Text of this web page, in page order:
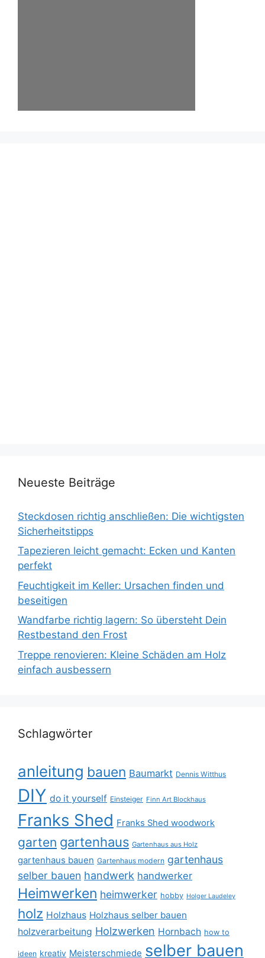
Neueste Beiträge
Steckdosen richtig anschließen: Die wichtigsten
Sicherheitstipps
Tapezieren leicht gemacht: Ecken und Kanten
perfekt
Feuchtigkeit im Keller: Ursachen finden und
beseitigen
Wandfarbe richtig lagern: So übersteht Dein
Restbestand den Frost
Treppe renovieren: Kleine Schäden am Holz
einfach ausbessern
Schlagwörter
anleitung bauen Baumarkt Dennis Witthus
DIY do it yourself Einsteiger Finn Art Blockhaus
Franks Shed Franks Shed woodwork
garten gartenhaus Gartenhaus aus Holz
gartenhaus bauen Gartenhaus modern gartenhaus
selber bauen handwerk handwerker
Heimwerken heimwerker hobby Holger Laudeley
holz Holzhaus Holzhaus selber bauen
holzverarbeitung Holzwerken Hornbach how to
ideen kreativ Meisterschmiede selber bauen